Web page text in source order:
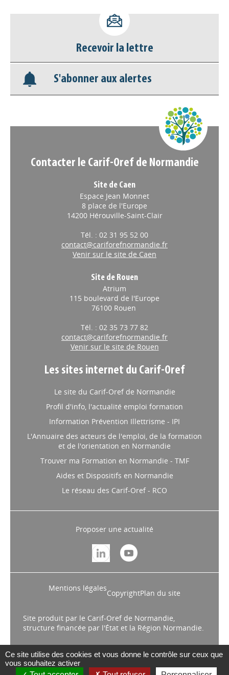
déconnecter)
Base documentaire
Nos veilles Scoop.it
Recevoir la lettre
S'abonner aux alertes
Contacter le Carif-Oref de Normandie
Site de Caen
Espace Jean Monnet
8 place de l'Europe
14200 Hérouville-Saint-Clair
Tél. : 02 31 95 52 00
contact@cariforefnormandie.fr
Venir sur le site de Caen
Site de Rouen
Atrium
115 boulevard de l'Europe
76100 Rouen
Tél. : 02 35 73 77 82
contact@cariforefnormandie.fr
Venir sur le site de Rouen
Les sites internet du Carif-Oref
Le site du Carif-Oref de Normandie
Profil d'info, l'actualité emploi formation
Information Prévention Illettrisme - IPI
L'Annuaire des acteurs de l'emploi, de la formation
et de l'orientation en Normandie
Trouver ma Formation en Normandie - TMF
Aides et Dispositifs en Normandie
Le réseau des Carif-Oref - RCO
Proposer une actualité
Mentions légales
CopyrightPlan du site
Site produit par le Carif-Oref de Normandie,
structure financée par l'État et la Région Normandie.
Ce site utilise des cookies et vous donne le contrôle sur ceux que
vous souhaitez activer